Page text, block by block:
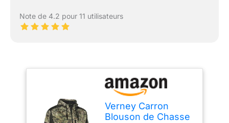
Note de 4.2 pour 11 utilisateurs
Verney Carron
Blouson de Chasse